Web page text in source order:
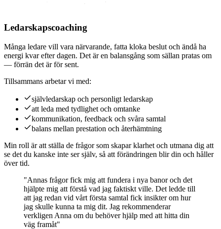
Ledarskapscoaching
Många ledare vill vara närvarande, fatta kloka beslut och ändå ha
energi kvar efter dagen. Det är en balansgång som sällan pratas om
— förrän det är för sent.
Tillsammans arbetar vi med:
självledarskap och personligt ledarskap
att leda med tydlighet och omtanke
kommunikation, feedback och svåra samtal
balans mellan prestation och återhämtning
Min roll är att ställa de frågor som skapar klarhet och utmana dig att
se det du kanske inte ser själv, så att förändringen blir din och håller
över tid.
"Annas frågor fick mig att fundera i nya banor och det
hjälpte mig att förstå vad jag faktiskt ville. Det ledde till
att jag redan vid vårt första samtal fick insikter om hur
jag skulle kunna ta mig dit. Jag rekommenderar
verkligen Anna om du behöver hjälp med att hitta din
väg framåt"